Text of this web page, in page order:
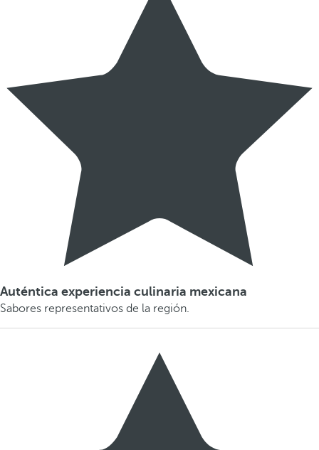
Auténtica experiencia culinaria mexicana
Sabores representativos de la región.